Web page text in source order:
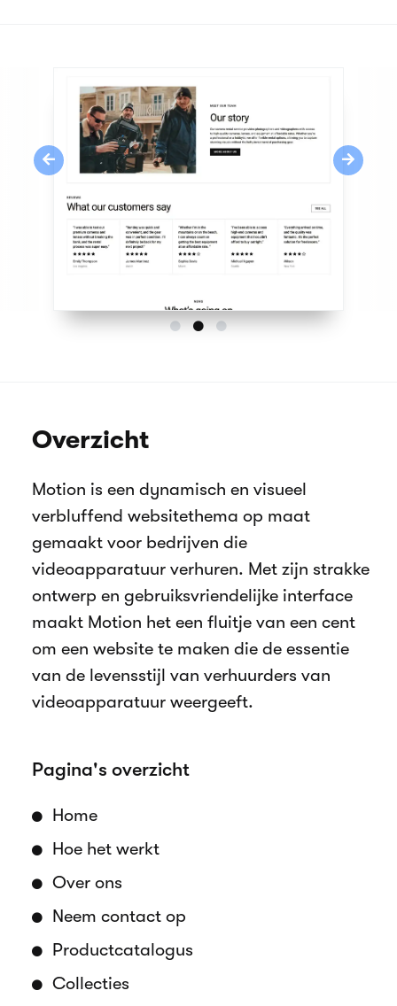
Previous Next
Overzicht
Motion is een dynamisch en visueel
verbluffend websitethema op maat
gemaakt voor bedrijven die
videoapparatuur verhuren. Met zijn strakke
ontwerp en gebruiksvriendelijke interface
maakt Motion het een fluitje van een cent
om een website te maken die de essentie
van de levensstijl van verhuurders van
videoapparatuur weergeeft.
Pagina's overzicht
Home
Hoe het werkt
Over ons
Neem contact op
Productcatalogus
Collecties